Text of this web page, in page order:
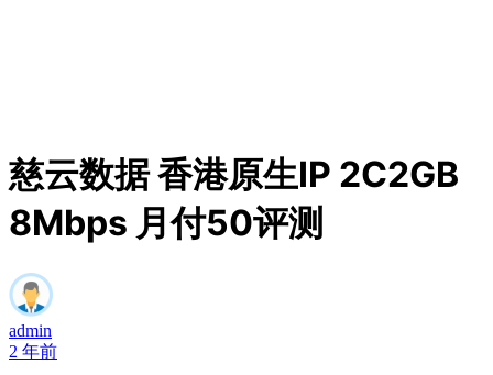
慈云数据 香港原生IP 2C2GB
8Mbps 月付50评测
admin
2 年前